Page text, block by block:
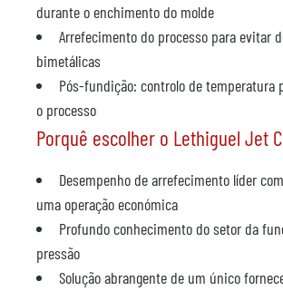
durante o enchimento do molde
Arrefecimento do processo para evitar
bimetálicas
Pós-fundição: controlo de temperatura
o processo
Porquê escolher o Lethiguel Jet
Desempenho de arrefecimento líder
uma operação económica
Profundo conhecimento do setor da
pressão
Solução abrangente de um único